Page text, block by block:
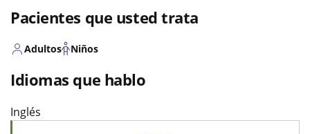
Pacientes que usted trata
Adultos Niños
Idiomas que hablo
Inglés